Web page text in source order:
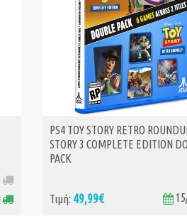
ΑΓΟΡΑ
PS4 TOY STORY RETRO
STORY 3 COMPLETE EDITION
PACK
Τιμή: 49,99€